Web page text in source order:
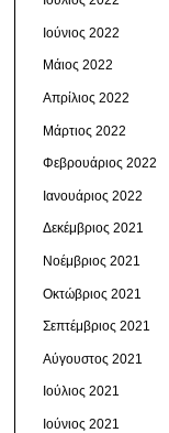
Ιούνιος 2022
Μάιος 2022
Απρίλιος 2022
Μάρτιος 2022
Φεβρουάριος 2022
Ιανουάριος 2022
Δεκέμβριος 2021
Νοέμβριος 2021
Οκτώβριος 2021
Σεπτέμβριος 2021
Αύγουστος 2021
Ιούλιος 2021
Ιούνιος 2021